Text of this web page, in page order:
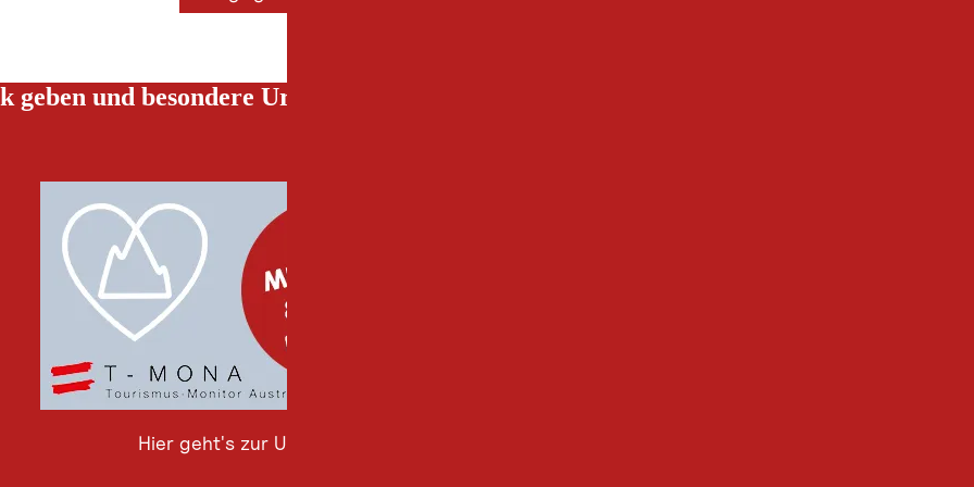
geben und besondere Urlaubserlebnisse gewinnen!
Hier geht's zur Umfrage